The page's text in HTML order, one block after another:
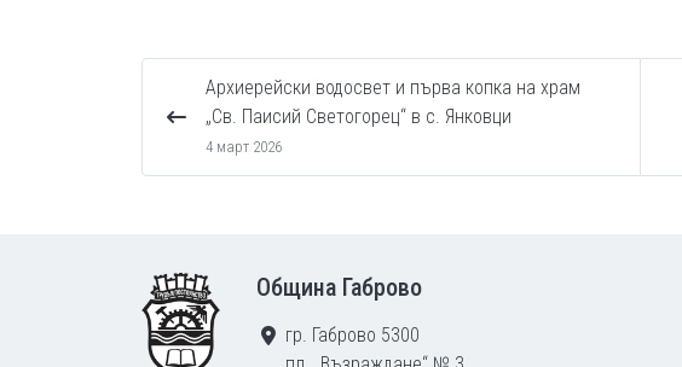
Архиерейски водосвет и първа копка на храм
„Св. Паисий Светогорец“ в с. Янковци
4 март 2026
Община Габрово
гр. Габрово 5300